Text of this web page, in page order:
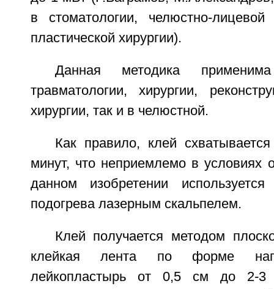
в стоматологии, челюстно-лицевой
пластической хирургии).
Данная методика
травматологии, хирургии,
хирургии, так и в челюстной.
Как правило, клей
минут, что неприемлемо в условиях
данном изобретении
подогрева лазерным скальпелем.
Клей получается методом
клейкая лента по форме
лейкопластырь от 0,5 см до 2-